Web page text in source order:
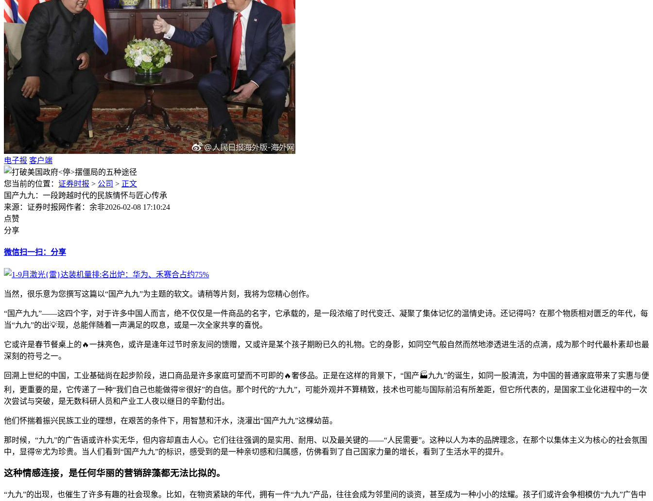
电子报 客户端
您当前的位置： 证券时报 > 公司 > 正文
国产九九：一段跨越时代的民族情怀与匠心传承
来源：证券时报网作者：余非2026-02-08 17:10:24
点赞
分享
微信扫一扫：分享
当然，很乐意为您撰写这篇以“国产九九”为主题的软文。请稍等片刻，我将为您精心创作。
“国产九九”——这四个字，对于许多中国人而言，绝不仅仅是一件商品的名字，它承载的，是一段浓缩了时代变迁、凝聚了集体记忆的温情史诗。还记得吗？在那个物质相对匮乏的年代，每
当“九九”的出💡现，总能伴随着一声满足的叹息，或是一次全家共享的喜悦。
它或许是春节餐桌上的🔥一抹亮色，或许是逢年过节时亲友间的馈赠，又或许是某个孩子期盼已久的礼物。它的身影，如同空气般自然而然地渗透进生活的点滴，成为那个时代最朴素却也最
深刻的符号之一。
回溯上世纪的中国，工业基础尚在起步阶段，进口商品是许多家庭可望而不可即的🔥奢侈品。正是在这样的背景下，“国产🏭九九”的诞生，如同一股清流，为中国的普通家庭带来了实惠与便
利，更重要的是，它传递了一种“我们自己也能做得🌸很好”的自信。那个时代的“九九”，可能外观并不算精致，技术也可能与国际前沿有所差距，但它所代表的，是国家工业化进程中的一次
次尝试与突破，是无数科研人员和产业工人夜以继日的辛勤付出。
他们怀揣着振兴民族工业的理想，在艰苦的条件下，用智慧和汗水，浇灌出“国产九九”这棵幼苗。
那时候，“九九”的广告语或许朴实无华，但内容却直击人心。它们往往强调的是实用、耐用、以及最关键的——“人民需要”。这种以人为本的品牌理念，在那个以集体主义为核心的社会氛围
中，显得🌸尤为珍贵。当人们看到“国产九九”的标识，感受到的是一种亲切感和归属感，仿佛看到了自己国家力量的增长，看到了生活水平的提升。
这种情感连接，是任何华丽的营销辞藻都无法比拟的。
“九九”的出现，也催生了许多有趣的社会现象。比如，在物资紧缺的年代，拥有一件“九九”产品，往往会成为邻里间的谈资，甚至成为一种小小的炫耀。孩子们或许会争相模仿“九九”广告中